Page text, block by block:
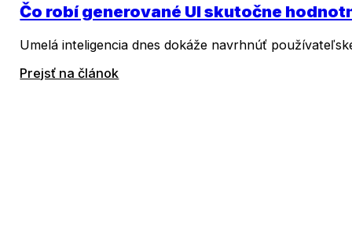
Čo robí generované UI skutočne
Umelá inteligencia dnes dokáže navrhnúť
Prejsť na článok